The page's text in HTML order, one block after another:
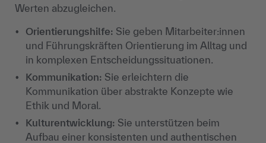
Werten abzugleichen.
Orientierungshilfe: Sie geben Mitarbeiter:innen
und Führungskräften Orientierung im Alltag und
in komplexen Entscheidungssituationen.
Kommunikation: Sie erleichtern die
Kommunikation über abstrakte Konzepte wie
Ethik und Moral.
Kulturentwicklung: Sie unterstützen beim
Aufbau einer konsistenten und authentischen